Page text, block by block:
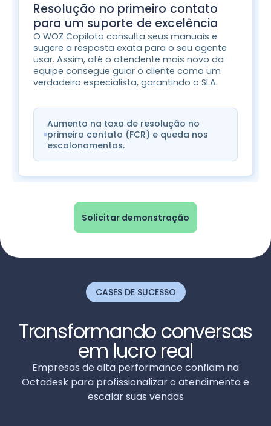
Resolução no primeiro contato
para um suporte de excelência
O WOZ Copiloto consulta seus manuais e
sugere a resposta exata para o seu agente
usar. Assim, até o atendente mais novo da
equipe consegue guiar o cliente como um
verdadeiro especialista, garantindo o SLA.
Aumento na taxa de resolução no
primeiro contato (FCR) e queda nos
escalonamentos.
Solicitar demonstração
CASES DE SUCESSO
Transformando conversas
em lucro real
Empresas de alta performance confiam na
Octadesk para profissionalizar o atendimento e
escalar suas vendas